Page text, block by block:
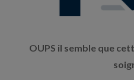
OUPS il semble que